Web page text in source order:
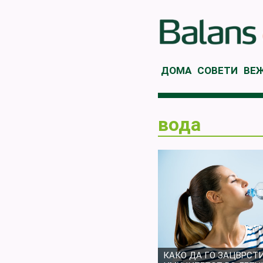
ДОМА СОВЕТИ
вода
КАКО ДА ГО